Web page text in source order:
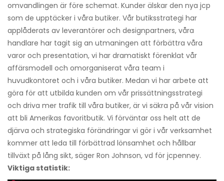
omvandlingen är före schemat. Kunder älskar den nya jcp
som de upptäcker i våra butiker. Vår butiksstrategi har
applåderats av leverantörer och designpartners, våra
handlare har tagit sig an utmaningen att förbättra våra
varor och presentation, vi har dramatiskt förenklat vår
affärsmodell och omorganiserat våra team i
huvudkontoret och i våra butiker. Medan vi har arbete att
göra för att utbilda kunden om vår prissättningsstrategi
och driva mer trafik till våra butiker, är vi säkra på vår vision
att bli Amerikas favoritbutik. Vi förväntar oss helt att de
djärva och strategiska förändringar vi gör i vår verksamhet
kommer att leda till förbättrad lönsamhet och hållbar
tillväxt på lång sikt, säger Ron Johnson, vd för jcpenney.
Viktiga statistik: